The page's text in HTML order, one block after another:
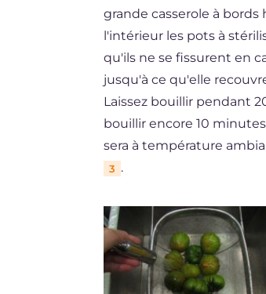
grande casserole à
l'intérieur les pots à
qu'ils ne se fissurent en
jusqu'à ce qu'elle
Laissez bouillir pendant
bouillir encore 10
sera à température
3 .